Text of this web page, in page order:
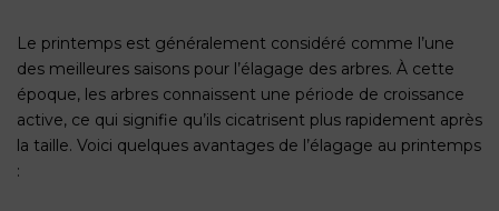
Le printemps est généralement considéré comme l’une
des meilleures saisons pour l’élagage des arbres. À cette
époque, les arbres connaissent une période de croissance
active, ce qui signifie qu’ils cicatrisent plus rapidement après
la taille. Voici quelques avantages de l’élagage au printemps
: